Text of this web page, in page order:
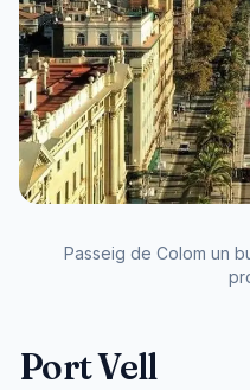
Passeig de Colom un
Port Vell